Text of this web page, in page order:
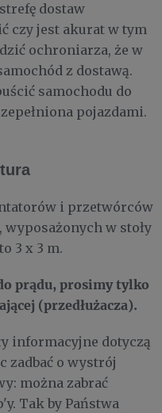
dostaw
czy jest akurat w tym
ochroniarza, że w
z dostawą.
samochodu do
pojazdami.
i przetwórców
w stoły
3 x 3 m.
prądu, prosimy tylko
(przedłużacza).
informacyjne dotyczą
zadbać o wystrój
można zabrać
Tak by Państwa